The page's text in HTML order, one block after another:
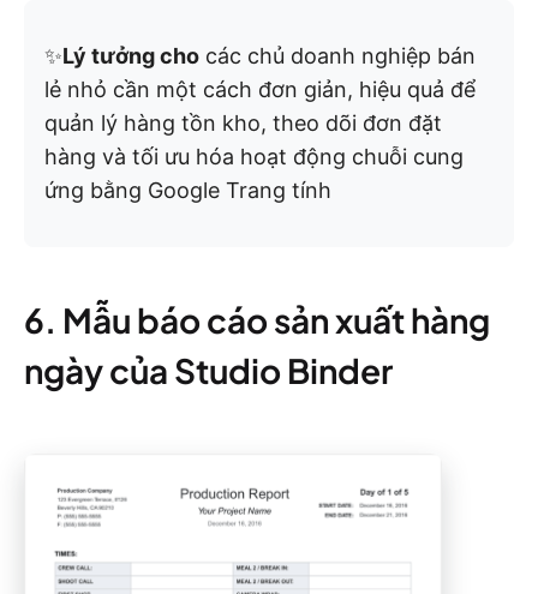
✨Lý tưởng cho các chủ doanh nghiệp bán
lẻ nhỏ cần một cách đơn giản, hiệu quả để
quản lý hàng tồn kho, theo dõi đơn đặt
hàng và tối ưu hóa hoạt động chuỗi cung
ứng bằng Google Trang tính
6. Mẫu báo cáo sản xuất hàng
ngày của Studio Binder